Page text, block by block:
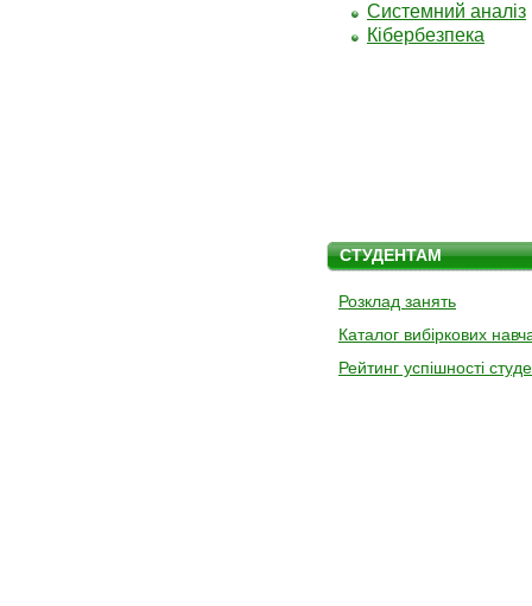
Системний аналіз
Кібербезпека
СТУДЕНТАМ
Розклад занять
Каталог вибіркових
Рейтинг успішності